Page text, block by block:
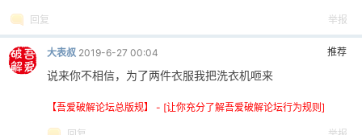
破
回复 举报
推荐
大表叔 2019-6-27 00:04
说来你不相信，为了两件衣服我把洗衣机咂来
【吾爱破解论坛总版规】 - [让你充分了解吾爱破解论坛行为规则]